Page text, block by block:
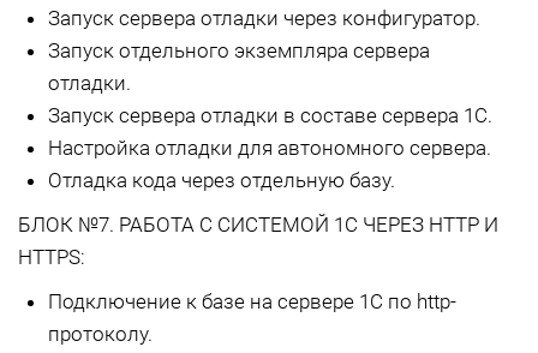
Запуск сервера отладки через конфигуратор.
Запуск отдельного экземпляра сервера
отладки.
Запуск сервера отладки в составе сервера 1С.
Настройка отладки для автономного сервера.
Отладка кода через отдельную базу.
БЛОК №7. РАБОТА С СИСТЕМОЙ 1С ЧЕРЕЗ HTTP И
HTTPS:
Подключение к базе на сервере 1С по http-
протоколу.